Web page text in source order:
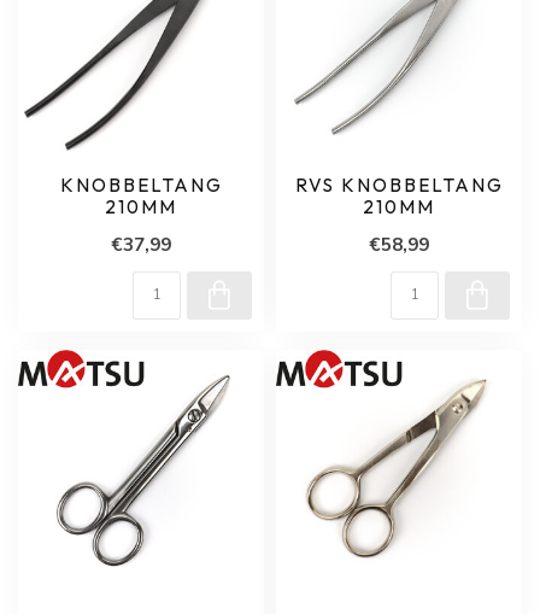
KNOBBELTANG
210MM
€37,99
RVS KNOBBELTANG
210MM
€58,99